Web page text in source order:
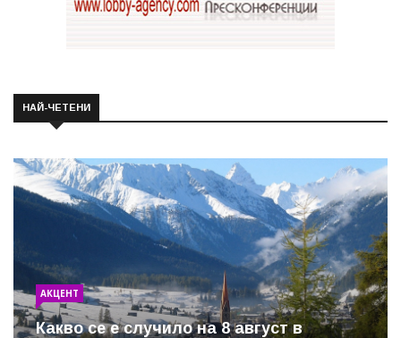
НАЙ-ЧЕТЕНИ
АКЦЕНТ
Какво се е случило на 8 август в